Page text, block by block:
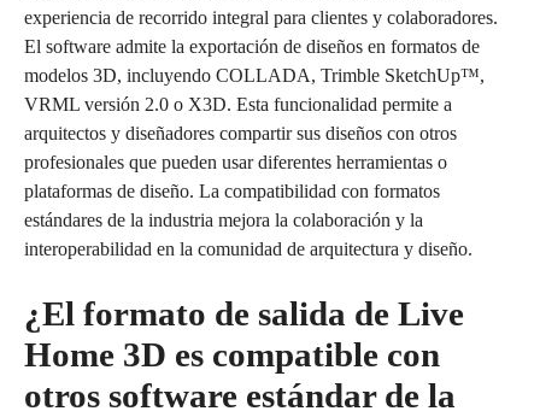
experiencia de recorrido integral para clientes y colaboradores.
El software admite la exportación de diseños en formatos de
modelos 3D, incluyendo COLLADA, Trimble SketchUp™,
VRML versión 2.0 o X3D. Esta funcionalidad permite a
arquitectos y diseñadores compartir sus diseños con otros
profesionales que pueden usar diferentes herramientas o
plataformas de diseño. La compatibilidad con formatos
estándares de la industria mejora la colaboración y la
interoperabilidad en la comunidad de arquitectura y diseño.
¿El formato de salida de Live
Home 3D es compatible con
otros software estándar de la